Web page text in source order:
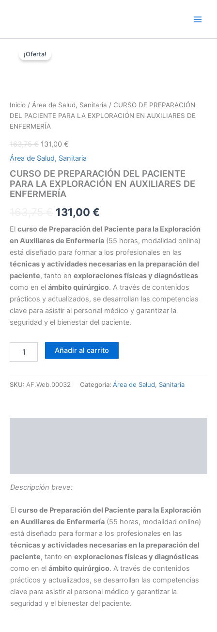
¡Oferta!
Inicio / Área de Salud, Sanitaria / CURSO DE PREPARACIÓN
DEL PACIENTE PARA LA EXPLORACIÓN EN AUXILIARES DE
ENFERMERÍA
163,75€
precio
131,00 €
Área de Salud, Sanitaria
CURSO DE PREPARACIÓN DEL PACIENTE
PARA LA EXPLORACIÓN EN AUXILIARES DE
ENFERMERÍA
era:
163,75 €.
131,00 €
es:
131,00 €.
El curso de Preparación del Paciente para la Exploración
en Auxiliares de Enfermería (55 horas, modalidad online)
está diseñado para formar a los profesionales en las
técnicas y actividades necesarias en la preparación del
paciente, tanto en exploraciones físicas y diagnósticas
como en el ámbito quirúrgico. A través de contenidos
prácticos y actualizados, se desarrollan las competencias
clave para asistir al personal médico y garantizar la
seguridad y el bienestar del paciente.
PREPARACIÓN
LA
EXPLORACIÓN
EN
AUXILIARES
DE
ENFERMERÍA
cantidad
Añadir al carrito
SKU: AF.Web.00032 Categoría: Área de Salud, Sanitaria
Descripción breve:
El curso de Preparación del Paciente para la Exploración
en Auxiliares de Enfermería (55 horas, modalidad online)
está diseñado para formar a los profesionales en las
técnicas y actividades necesarias en la preparación del
paciente, tanto en exploraciones físicas y diagnósticas
como en el ámbito quirúrgico. A través de contenidos
prácticos y actualizados, se desarrollan las competencias
clave para asistir al personal médico y garantizar la
seguridad y el bienestar del paciente.